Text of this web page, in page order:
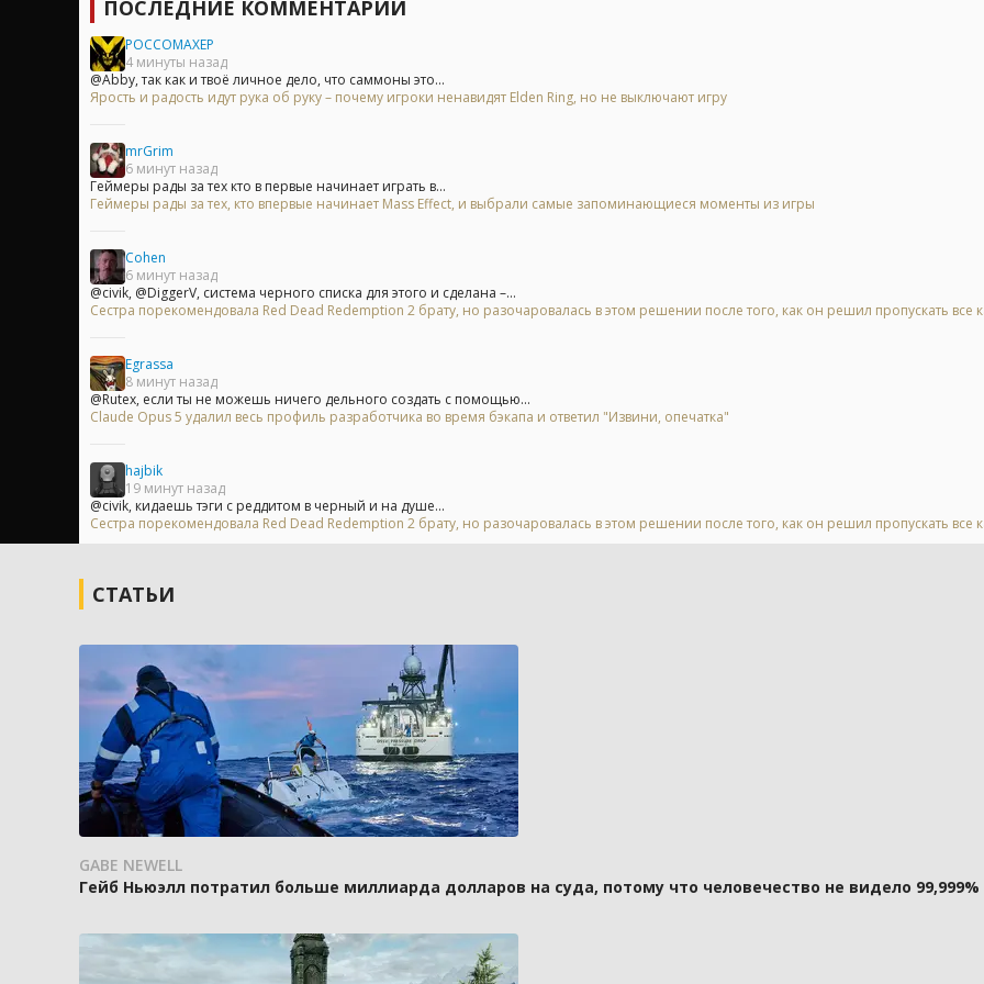
ПОСЛЕДНИЕ КОММЕНТАРИИ
POCCOMAXEP
4 минуты назад
@Abby, так как и твоё личное дело, что саммоны это...
Ярость и радость идут рука об руку – почему игроки ненавидят Elden Ring, но не выключают игру
mrGrim
6 минут назад
Геймеры рады за тех кто в первые начинает играть в...
Геймеры рады за тех, кто впервые начинает Mass Effect, и выбрали самые запоминающиеся моменты из игры
Cohen
6 минут назад
@civik, @DiggerV, система черного списка для этого и сделана –...
Сестра порекомендовала Red Dead Redemption 2 брату, но разочаровалась в этом решении после того, как он решил пропускать все
Egrassa
8 минут назад
@Rutex, если ты не можешь ничего дельного создать с помощью...
Claude Opus 5 удалил весь профиль разработчика во время бэкапа и ответил "Извини, опечатка"
hajbik
19 минут назад
@civik, кидаешь тэги с реддитом в черный и на душе...
Сестра порекомендовала Red Dead Redemption 2 брату, но разочаровалась в этом решении после того, как он решил пропускать все
СТАТЬИ
GABE NEWELL
Гейб Ньюэлл потратил больше миллиарда долларов на суда, потому что человечество не видело